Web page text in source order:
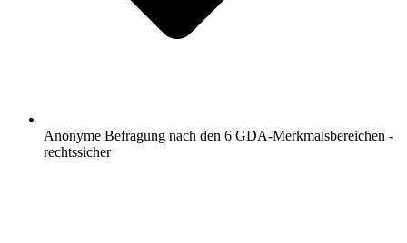
Anonyme Befragung nach den 6 GDA-Merkmalsbereichen -
rechtssicher